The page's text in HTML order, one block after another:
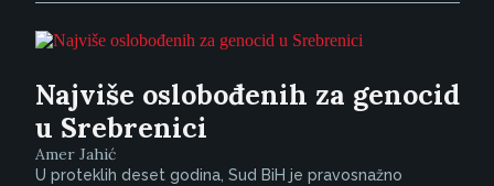
Najviše oslobođenih za genocid
u Srebrenici
Amer Jahić
U proteklih deset godina, Sud BiH je pravosnažno